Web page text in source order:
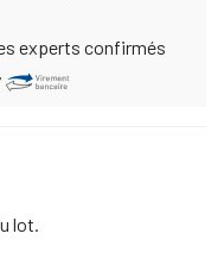
experts confirmés
lot.